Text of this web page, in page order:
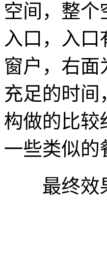
空间，整个
入口，入
窗户，右面
充足的时间
构做的比较
一些类似的
最终效